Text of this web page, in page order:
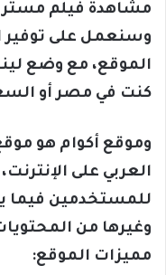
وسنعمل على توفير
الموقع، مع وضع
كنت في مصر أو
وموقع أكوام هو
العربي على
للمستخدمين فيما
وغيرها من
مميزات الموقع: